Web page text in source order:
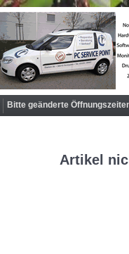
Bitte geänderte
Artikel